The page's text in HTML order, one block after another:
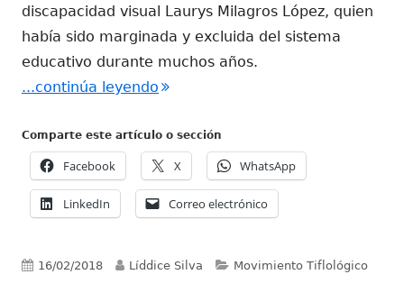
discapacidad visual Laurys Milagros López, quien
había sido marginada y excluida del sistema
educativo durante muchos años.
...continúa leyendo "Esperamos ser una realidad
Comparte este artículo o sección
Facebook X WhatsApp
LinkedIn Correo electrónico
Publicado
16/02/2018 Autor
Líddice Silva Categorías
Movimiento Tiflológico